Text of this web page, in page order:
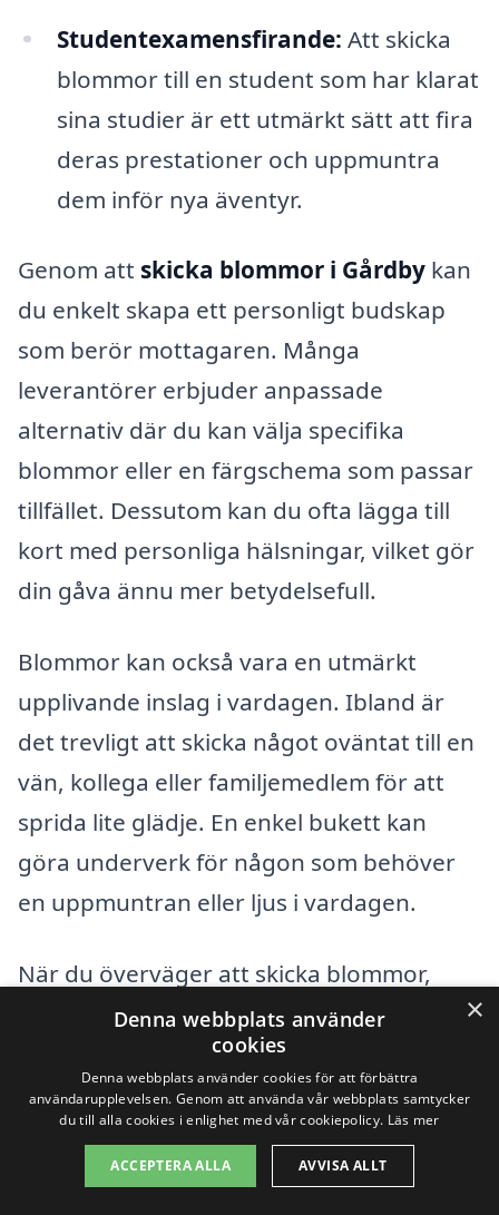
Studentexamensfirande: Att skicka
blommor till en student som har klarat
sina studier är ett utmärkt sätt att fira
deras prestationer och uppmuntra
dem inför nya äventyr.
Genom att skicka blommor i Gårdby kan
du enkelt skapa ett personligt budskap
som berör mottagaren. Många
leverantörer erbjuder anpassade
alternativ där du kan välja specifika
blommor eller en färgschema som passar
tillfället. Dessutom kan du ofta lägga till
kort med personliga hälsningar, vilket gör
din gåva ännu mer betydelsefull.
Blommor kan också vara en utmärkt
upplivande inslag i vardagen. Ibland är
det trevligt att skicka något oväntat till en
vän, kollega eller familjemedlem för att
sprida lite glädje. En enkel bukett kan
göra underverk för någon som behöver
en uppmuntran eller ljus i vardagen.
När du överväger att skicka blommor,
tänk också på säsongen och
tillgängligheten på olika
blomsterarrangemang. Oavsett om det är
vårens tulpaner, sommarens rosor,
höstens kransar eller vinterns hyacinter,
×
Denna webbplats använder
cookies
Denna webbplats använder cookies för att förbättra
användarupplevelsen. Genom att använda vår webbplats samtycker
du till alla cookies i enlighet med vår cookiepolicy. Läs mer
ACCEPTERA ALLA AVVISA ALLT